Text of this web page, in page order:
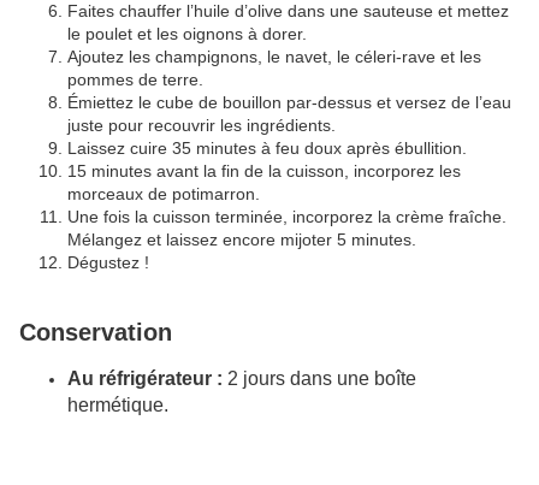
Faites chauffer l’huile d’olive dans une sauteuse et mettez
le poulet et les oignons à dorer.
Ajoutez les champignons, le navet, le céleri-rave et les
pommes de terre.
Émiettez le cube de bouillon par-dessus et versez de l’eau
juste pour recouvrir les ingrédients.
Laissez cuire 35 minutes à feu doux après ébullition.
15 minutes avant la fin de la cuisson, incorporez les
morceaux de potimarron.
Une fois la cuisson terminée, incorporez la crème fraîche.
Mélangez et laissez encore mijoter 5 minutes.
Dégustez !
Conservation
Au réfrigérateur : 2 jours dans une boîte
hermétique.